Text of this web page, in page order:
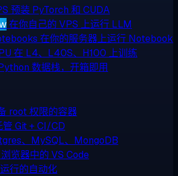
预装 PyTorch 和 CUDA
在你自己的 VPS 上运行 LLM
在你的服务器上运行 Notebook
在 L4、L40S、H100 上训练
数据栈，开箱即用
root 权限的容器
管 Git + CI/CD
、MySQL、MongoDB
浏览器中的 VS Code
行的自动化